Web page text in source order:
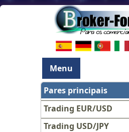
Menu
Pares principais
Trading EUR/USD
Trading USD/JPY